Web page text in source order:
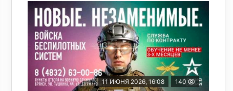
11 ИЮНЯ 2026, 16:08 140